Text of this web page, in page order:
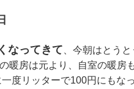
なってきて 、今朝はとう
暖房は元より、自室の暖房
度リッターで100円にもな